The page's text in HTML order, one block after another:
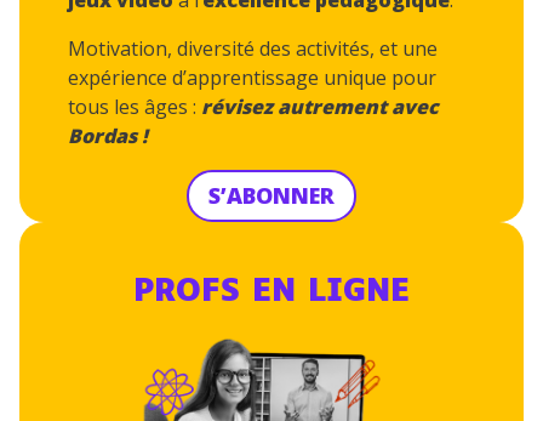
Motivation, diversité des activités, et une
expérience d’apprentissage unique pour
tous les âges : révisez autrement avec
Bordas !
S’ABONNER
PROFS EN LIGNE